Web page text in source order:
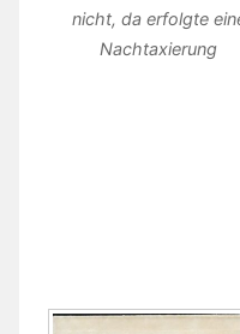
nicht, da erfolgte
Nachtaxierung